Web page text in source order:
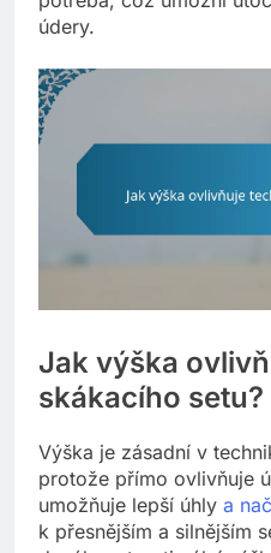
údery.
Jak výška
skákacího setu?
Výška je zásadní v
protože přímo ovlivňuje
umožňuje lepší úhly a
k přesnějším a silnějším